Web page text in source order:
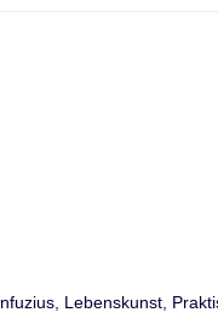
, Lebenskunst,